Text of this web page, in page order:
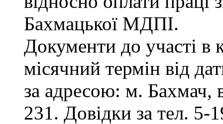
Бахмацької МДПІ.
Документи до участі в
місячний термін від
за адресою: м. Бахмач,
231. Довідки за тел. 5-